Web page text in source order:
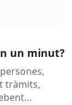
un minut?
tràmits,